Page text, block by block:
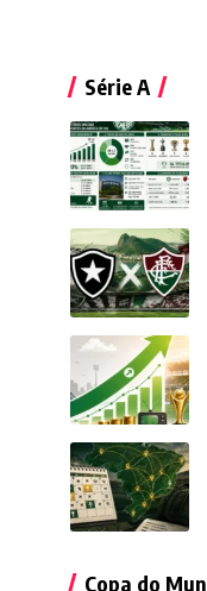
Série A
Copa do